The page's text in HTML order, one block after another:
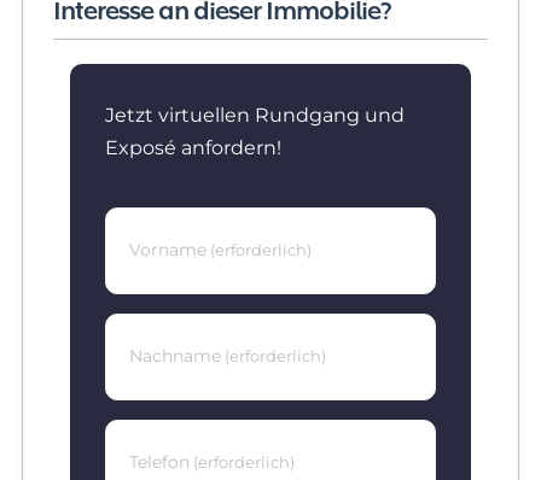
Interesse an dieser Immobilie?
Jetzt virtuellen Rundgang und
Exposé anfordern!
Vorname (erforderlich)
Nachname (erforderlich)
Telefon (erforderlich)